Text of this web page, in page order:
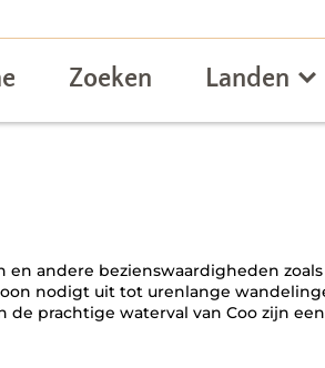
Zoeken Landen
en andere bezienswaardigheden
nodigt uit tot urenlange
prachtige waterval van Coo zijn